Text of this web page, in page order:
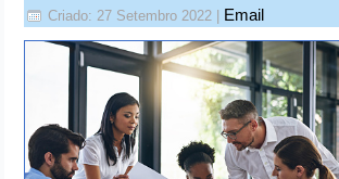
Criado: 27 Setembro 2022 Email